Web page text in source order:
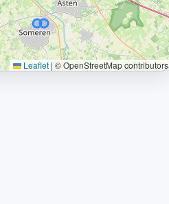
Leaflet | © OpenStreetMap contributors